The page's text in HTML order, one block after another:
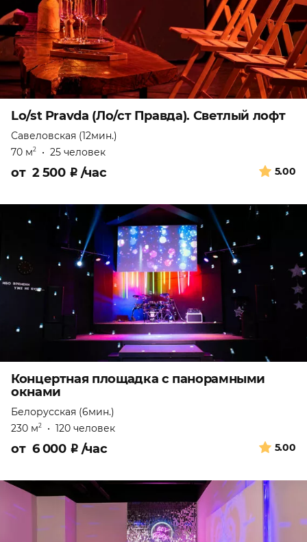
Lo/st Pravda (Ло/ст Правда). Светлый лофт
Савеловская (12мин.)
70 м2 • 25 человек
5.00
от 2 500 ₽ /час
Концертная площадка с панорамными
окнами
Белорусская (6мин.)
230 м2 • 120 человек
5.00
от 6 000 ₽ /час